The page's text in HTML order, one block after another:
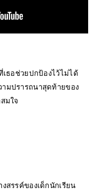
ธอช่วยปกป้องไว้ไม่ได้
มปรารถนาสุดท้ายของ
มใจ
สรรค์ของเด็กนักเรียน